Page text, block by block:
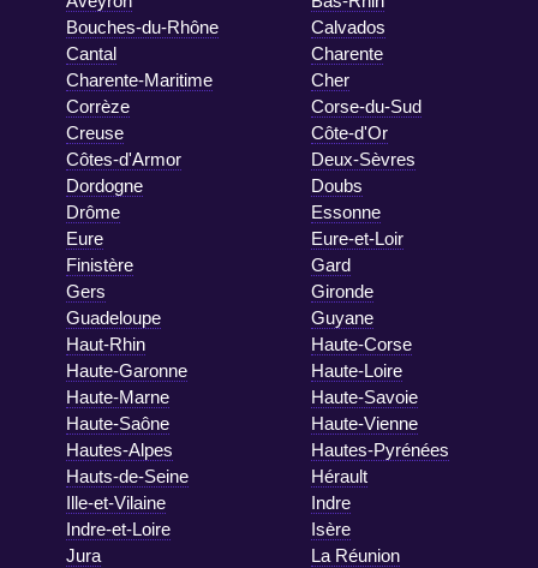
Bouches-du-Rhône
Calvados
Cantal
Charente
Charente-Maritime
Cher
Corrèze
Corse-du-Sud
Creuse
Côte-d'Or
Côtes-d'Armor
Deux-Sèvres
Dordogne
Doubs
Drôme
Essonne
Eure
Eure-et-Loir
Finistère
Gard
Gers
Gironde
Guadeloupe
Guyane
Haut-Rhin
Haute-Corse
Haute-Garonne
Haute-Loire
Haute-Marne
Haute-Savoie
Haute-Saône
Haute-Vienne
Hautes-Alpes
Hautes-Pyrénées
Hauts-de-Seine
Hérault
Ille-et-Vilaine
Indre
Indre-et-Loire
Isère
Jura
La Réunion